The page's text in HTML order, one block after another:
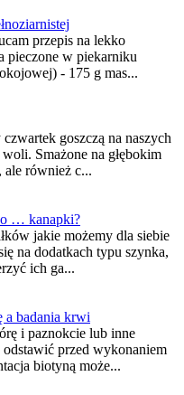
przepis na lekko
pieczone w piekarniku
- 175 g mas...
goszczą na naszych
Smażone na głębokim
również c...
… kanapki?
jakie możemy dla siebie
na dodatkach typu szynka,
ich ga...
a badania krwi
i paznokcie lub inne
przed wykonaniem
biotyną może...